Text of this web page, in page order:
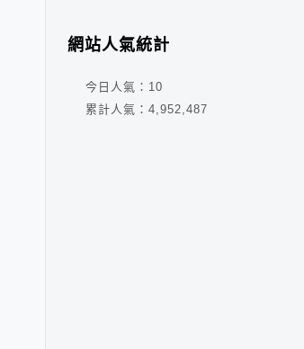
網站人氣統計
今日人氣： 10
累計人氣： 4,952,487